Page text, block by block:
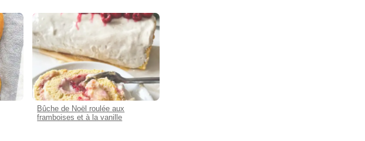
Bûche de Noël roulée aux
framboises et à la vanille